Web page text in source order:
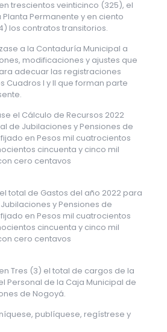
trescientos veinticinco (325), el
Permanente y en ciento
los contratos transitorios.
a la Contaduría Municipal a
modificaciones y ajustes que
adecuar las registraciones
Cuadros I y II que forman parte
el Cálculo de Recursos 2022
de Jubilaciones y Pensiones de
en Pesos mil cuatrocientos
cincuenta y cinco mil
cero centavos
total de Gastos del año 2022 para
y Pensiones de
en Pesos mil cuatrocientos
cincuenta y cinco mil
cero centavos
Tres (3) el total de cargos de la
Personal de la Caja Municipal de
de Nogoyá.
publíquese, regístrese y